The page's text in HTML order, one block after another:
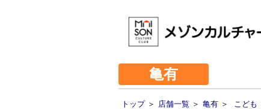
亀有
トップ＞ 店舗一覧 ＞ 亀有 ＞ こども